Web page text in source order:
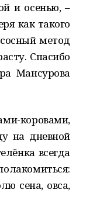
и осенью, –
как такого
метод
Спасибо
Мансурова
коровами,
на дневной
всегда
сена, овса,